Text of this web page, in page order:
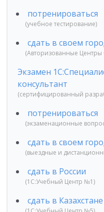
потренироваться
(учебное тестирование)
сдать в своем
(Авторизованные
Экзамен
консультант
(сертифицированный
потренироваться
(экзаменационные
сдать в своем
(выездные и
сдать в России
(1С:Учебный Центр №1)
сдать в Казахстане